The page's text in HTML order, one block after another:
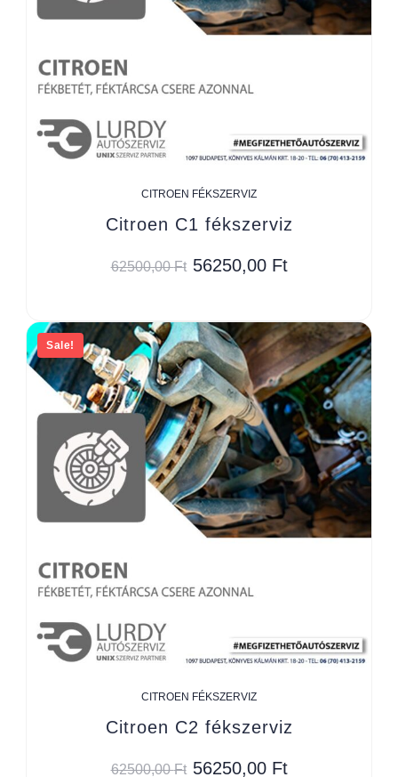
CITROEN FÉKSZERVIZ
Citroen C1 fékszerviz
62500,00Ft 56250,00 Ft
Sale!
CITROEN FÉKSZERVIZ
Citroen C2 fékszerviz
62500,00Ft 56250,00 Ft